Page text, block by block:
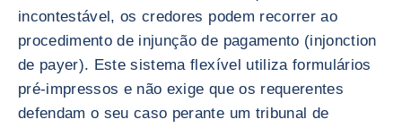
incontestável, os credores podem recorrer ao
procedimento de injunção de pagamento (injonction
de payer). Este sistema flexível utiliza formulários
pré-impressos e não exige que os requerentes
defendam o seu caso perante um tribunal de